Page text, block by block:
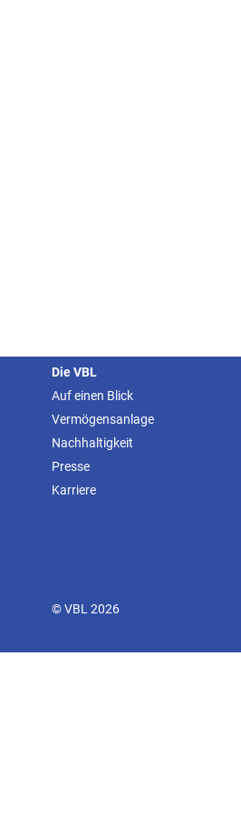
Die VBL
Auf einen Blick
Vermögensanlage
Nachhaltigkeit
Presse
Karriere
© VBL 2026